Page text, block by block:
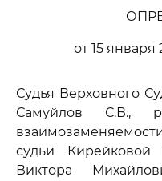
от 15 января
Судья Верховного
Самуйлов С.В.,
судьи Кирейковой
Виктора